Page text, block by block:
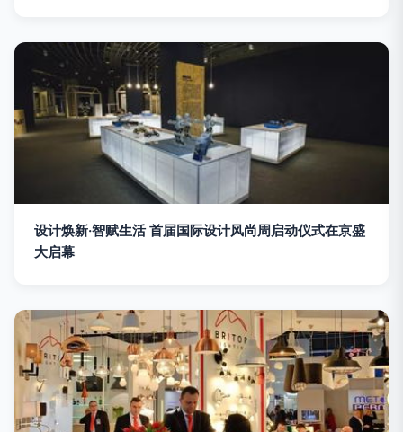
设计焕新·智赋生活 首届国际设计风尚周启动仪式在京盛
大启幕